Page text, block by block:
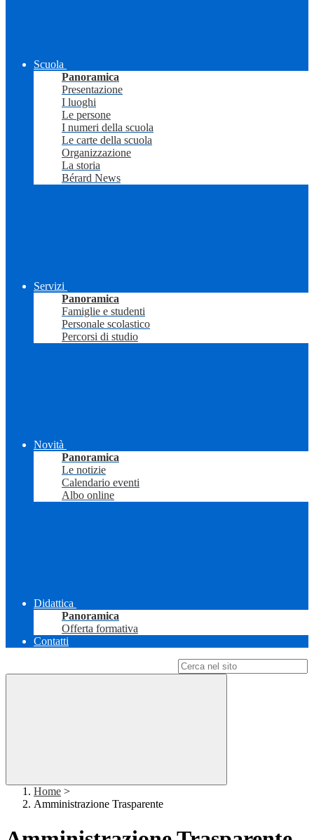
Scuola
Panoramica
Presentazione
I luoghi
Le persone
I numeri della scuola
Le carte della scuola
Organizzazione
La storia
Bérard News
Servizi
Panoramica
Famiglie e studenti
Personale scolastico
Percorsi di studio
Novità
Panoramica
Le notizie
Calendario eventi
Albo online
Didattica
Panoramica
Offerta formativa
Contatti
Home >
Amministrazione Trasparente